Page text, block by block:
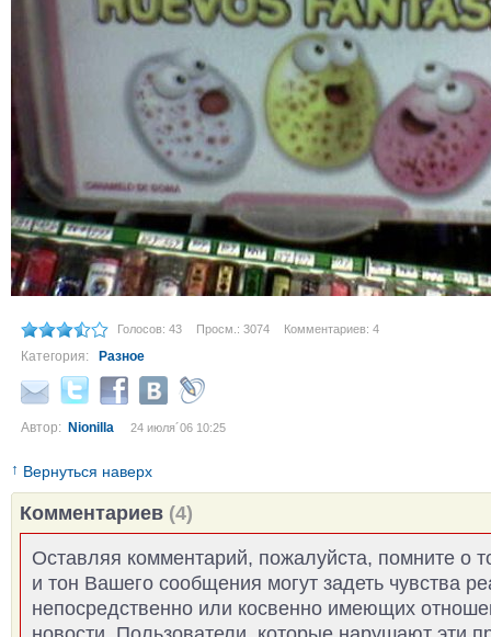
Голосов: 43 Просм.: 3074 Комментариев: 4
Категория: Разное
Автор: Nionilla 24 июля´06 10:25
↑ Вернуться наверх
Комментариев (4)
Оставляя комментарий, пожалуйста, помните о
и тон Вашего сообщения могут задеть чувства
непосредственно или косвенно имеющих